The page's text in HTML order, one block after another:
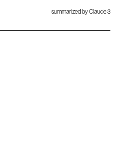
summarized by Claude 3